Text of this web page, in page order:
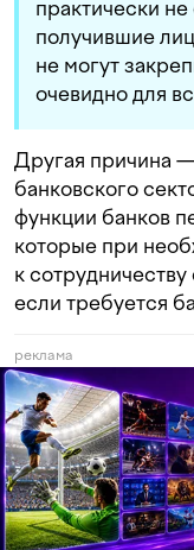
практически
получившие
не могут
очевидно для
Другая причина
банковского
функции банков
которые при
к
если требуется
реклама